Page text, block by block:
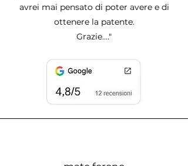
avrei mai pensato di poter avere e di
ottenere la patente.
Grazie...."